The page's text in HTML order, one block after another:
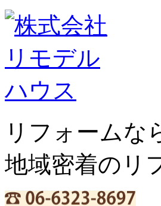
リフォーム
地域密着のリ